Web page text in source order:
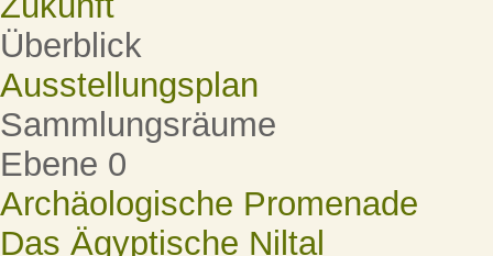
Überblick
Ausstellungsplan
Sammlungsräume
Ebene 0
Archäologische Promenade
Das Ägyptische Niltal